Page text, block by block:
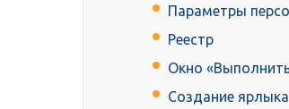
Параметры
Реестр
Окно
Создание